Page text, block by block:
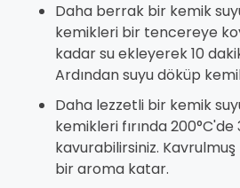
Daha berrak bir kemik
kemikleri bir tencereye
kadar su ekleyerek 10
Ardından suyu döküp
Daha lezzetli bir kemik
kemikleri fırında
kavurabilirsiniz.
bir aroma katar.